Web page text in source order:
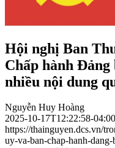
Hội nghị Ban
Chấp hành
nhiều nội dung
Nguyễn Huy Hoàng
2025-10-17T12:22:58-04:00
https://thainguyen.dcs.vn/
uy-va-ban-chap-hanh-